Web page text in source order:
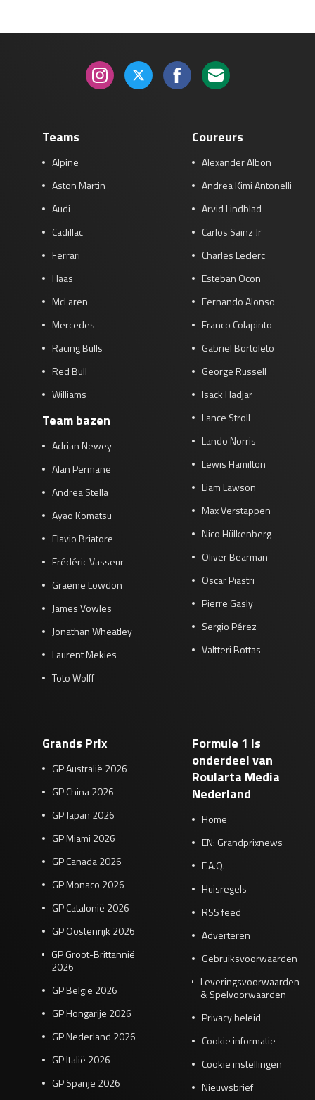
Teams
Alpine
Aston Martin
Audi
Cadillac
Ferrari
Haas
McLaren
Mercedes
Racing Bulls
Red Bull
Williams
Team bazen
Adrian Newey
Alan Permane
Andrea Stella
Ayao Komatsu
Flavio Briatore
Frédéric Vasseur
Graeme Lowdon
James Vowles
Jonathan Wheatley
Laurent Mekies
Toto Wolff
Coureurs
Alexander Albon
Andrea Kimi Antonelli
Arvid Lindblad
Carlos Sainz Jr
Charles Leclerc
Esteban Ocon
Fernando Alonso
Franco Colapinto
Gabriel Bortoleto
George Russell
Isack Hadjar
Lance Stroll
Lando Norris
Lewis Hamilton
Liam Lawson
Max Verstappen
Nico Hülkenberg
Oliver Bearman
Oscar Piastri
Pierre Gasly
Sergio Pérez
Valtteri Bottas
Grands Prix
GP Australië 2026
GP China 2026
GP Japan 2026
GP Miami 2026
GP Canada 2026
GP Monaco 2026
GP Catalonië 2026
GP Oostenrijk 2026
GP Groot-Brittannië
2026
GP België 2026
GP Hongarije 2026
GP Nederland 2026
GP Italië 2026
GP Spanje 2026
Formule 1 is
onderdeel van
Roularta Media
Nederland
Home
EN: Grandprixnews
F.A.Q.
Huisregels
RSS feed
Adverteren
Gebruiksvoorwaarden
Leveringsvoorwaarden
& Spelvoorwaarden
Privacy beleid
Cookie informatie
Cookie instellingen
Nieuwsbrief